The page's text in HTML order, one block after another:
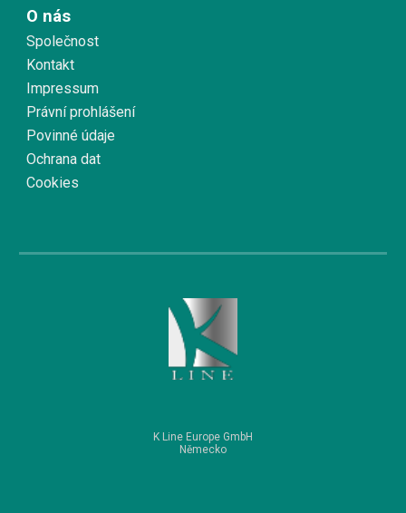
O nás
Společnost
Kontakt
Impressum
Právní prohlášení
Povinné údaje
Ochrana dat
Cookies
K Line Europe GmbH
Německo